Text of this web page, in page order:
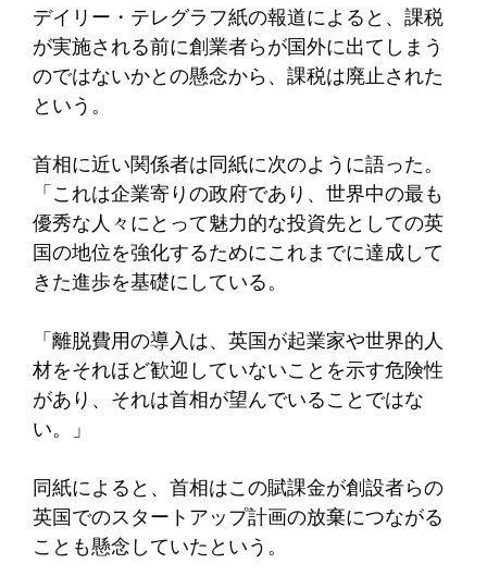
デイリー・テレグラフ紙の報道によると、課税
が実施される前に創業者らが国外に出てしまう
のではないかとの懸念から、課税は廃止された
という。
首相に近い関係者は同紙に次のように語った。
「これは企業寄りの政府であり、世界中の最も
優秀な人々にとって魅力的な投資先としての英
国の地位を強化するためにこれまでに達成して
きた進歩を基礎にしている。
「離脱費用の導入は、英国が起業家や世界的人
材をそれほど歓迎していないことを示す危険性
があり、それは首相が望んでいることではな
い。」
同紙によると、首相はこの賦課金が創設者らの
英国でのスタートアップ計画の放棄につながる
ことも懸念していたという。